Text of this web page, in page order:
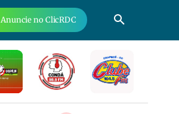
Anuncie no ClicRDC